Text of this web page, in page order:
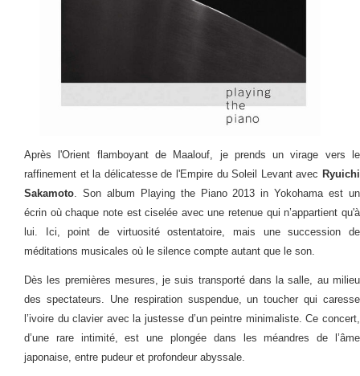
Après l'Orient flamboyant de Maalouf, je prends un virage vers le
raffinement et la délicatesse de l'Empire du Soleil Levant avec Ryuichi
Sakamoto. Son album Playing the Piano 2013 in Yokohama est un
écrin où chaque note est ciselée avec une retenue qui n’appartient qu'à
lui. Ici, point de virtuosité ostentatoire, mais une succession de
méditations musicales où le silence compte autant que le son.
Dès les premières mesures, je suis transporté dans la salle, au milieu
des spectateurs. Une respiration suspendue, un toucher qui caresse
l’ivoire du clavier avec la justesse d’un peintre minimaliste. Ce concert,
d’une rare intimité, est une plongée dans les méandres de l’âme
japonaise, entre pudeur et profondeur abyssale.